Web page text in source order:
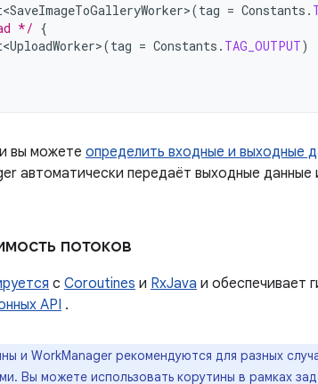
(tag = Constants .
*/ {
(tag = Constants . TAG_OUTPUT)
вы можете определить входные и выходные
автоматически передаёт выходные
потоков
с Coroutines и RxJava и обеспечивает
API .
и WorkManager рекомендуются для разных
Вы можете использовать корутины в рамках